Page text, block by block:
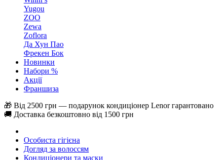
Yugou
ZOO
Zewa
Zoflora
Да Хун Пао
Фрекен Бок
Новинки
Набори %
Акції
Франшиза
🎁 Від 2500 грн — подарунок кондиціонер Lenor гарантовано
🚚 Доставка безкоштовно від 1500 грн
Особиста гігієна
Догляд за волоссям
Кондиціонери та маски